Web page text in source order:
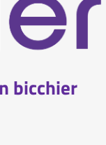
bicchier